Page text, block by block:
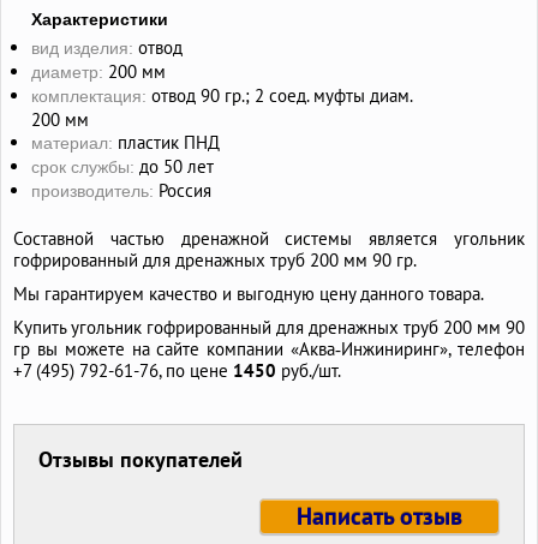
Характеристики
вид изделия: отвод
диаметр: 200 мм
комплектация: отвод 90 гр.; 2 соед. муфты диам.
200 мм
материал: пластик ПНД
срок службы: до 50 лет
производитель: Россия
Составной частью дренажной системы является угольник
гофрированный для дренажных труб 200 мм 90 гр.
Мы гарантируем качество и выгодную цену данного товара.
Купить угольник гофрированный для дренажных труб 200 мм 90
гр вы можете на сайте компании «Аква‑Инжиниринг», телефон
+7 (495) 792-61-76,по цене 1450 руб./шт.
Отзывы покупателей
Написать отзыв